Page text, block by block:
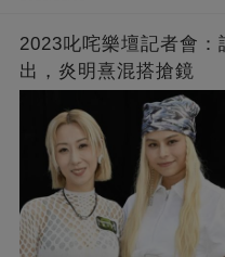
2023叱咤樂壇記者會
出，炎明熹混搭搶鏡